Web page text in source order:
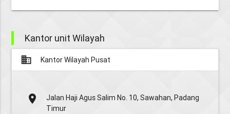
Kantor unit Wilayah
business Kantor Wilayah Pusat
place
Jalan Haji Agus Salim No. 10, Sawahan, Padang
Timur